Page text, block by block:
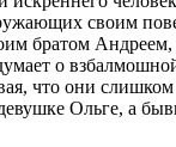
своим
братом Андреем,
о
что они
Ольге, а